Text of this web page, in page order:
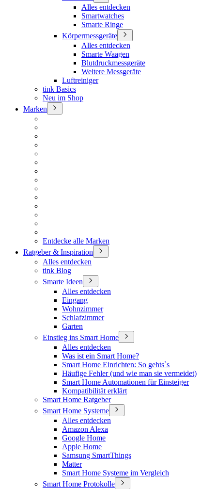
Alles entdecken
Smartwatches
Smarte Ringe
Körpermessgeräte
Alles entdecken
Smarte Waagen
Blutdruckmessgeräte
Weitere Messgeräte
Luftreiniger
tink Basics
Neu im Shop
Marken
Entdecke alle Marken
Ratgeber & Inspiration
Alles entdecken
tink Blog
Smarte Ideen
Alles entdecken
Eingang
Wohnzimmer
Schlafzimmer
Garten
Einstieg ins Smart Home
Alles entdecken
Was ist ein Smart Home?
Smart Home Einrichten: So gehts`s
Häufige Fehler (und wie man sie vermeidet)
Smart Home Automationen für Einsteiger
Kompatibilität erklärt
Smart Home Ratgeber
Smart Home Systeme
Alles entdecken
Amazon Alexa
Google Home
Apple Home
Samsung SmartThings
Matter
Smart Home Systeme im Vergleich
Smart Home Protokolle